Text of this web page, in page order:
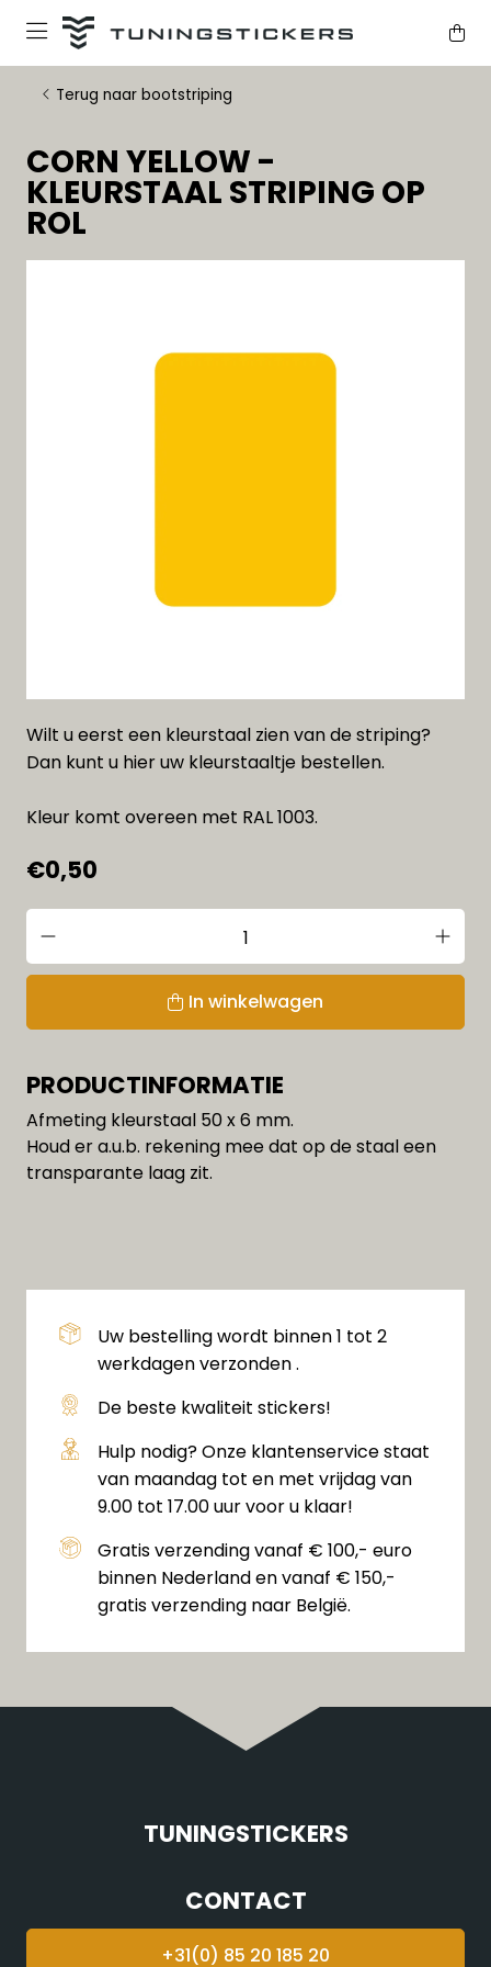
Terug naar bootstriping
CORN YELLOW -
KLEURSTAAL STRIPING OP
ROL
Wilt u eerst een kleurstaal zien van de striping?
Dan kunt u hier uw kleurstaaltje bestellen.
Kleur komt overeen met RAL 1003.
€0,50
In winkelwagen
PRODUCTINFORMATIE
Afmeting kleurstaal 50 x 6 mm.
Houd er a.u.b. rekening mee dat op de staal een
transparante laag zit.
Uw bestelling wordt binnen 1 tot 2
werkdagen verzonden .
De beste kwaliteit stickers!
Hulp nodig? Onze klantenservice staat
van maandag tot en met vrijdag van
9.00 tot 17.00 uur voor u klaar!
Gratis verzending vanaf € 100,- euro
binnen Nederland en vanaf € 150,-
gratis verzending naar België.
TUNINGSTICKERS
CONTACT
+31(0) 85 20 185 20